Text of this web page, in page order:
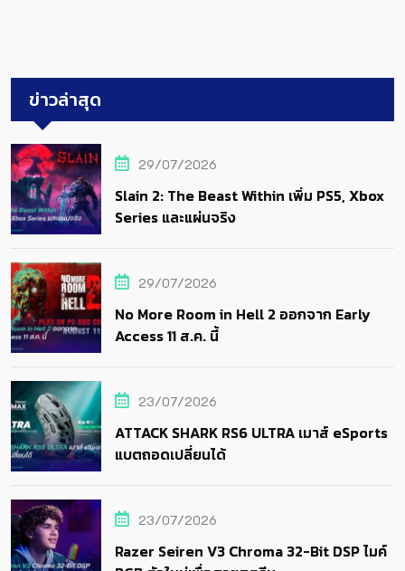
ข่าวล่าสุด
29/07/2026
Slain 2: The Beast Within เพิ่ม PS5, Xbox
Series และแผ่นจริง
29/07/2026
No More Room in Hell 2 ออกจาก Early
Access 11 ส.ค. นี้
23/07/2026
ATTACK SHARK RS6 ULTRA เมาส์ eSports
แบตถอดเปลี่ยนได้
23/07/2026
Razer Seiren V3 Chroma 32-Bit DSP ไมค์